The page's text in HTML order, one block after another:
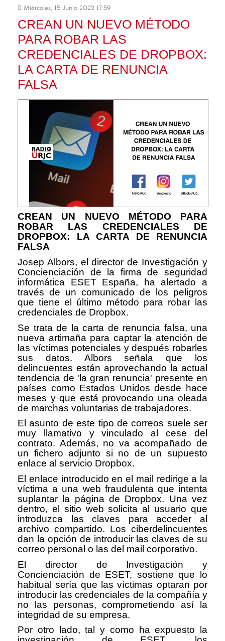
Miércoles, 15 Junio 2022 17:59
CREAN UN NUEVO MÉTODO
PARA ROBAR LAS
CREDENCIALES DE DROPBOX:
LA CARTA DE RENUNCIA
FALSA
CREAN UN NUEVO MÉTODO PARA
ROBAR LAS CREDENCIALES DE
DROPBOX: LA CARTA DE RENUNCIA
FALSA
Josep Albors, el director de Investigación y
Concienciación de la firma de seguridad
informática ESET España, ha alertado a
través de un comunicado de los peligros
que tiene el último método para robar las
credenciales de Dropbox.
Se trata de la carta de renuncia falsa, una
nueva artimaña para captar la atención de
las víctimas potenciales y después robarles
sus datos. Albors señala que los
delincuentes están aprovechando la actual
tendencia de 'la gran renuncia' presente en
países como Estados Unidos desde hace
meses y que está provocando una oleada
de marchas voluntarias de trabajadores.
El asunto de este tipo de correos suele ser
muy llamativo y vinculado al cese del
contrato. Además, no va acompañado de
un fichero adjunto si no de un supuesto
enlace al servicio Dropbox.
El enlace introducido en el mail redirige a la
víctima a una web fraudulenta que intenta
suplantar la página de Dropbox. Una vez
dentro, el sitio web solicita al usuario que
introduzca las claves para acceder al
archivo compartido. Los ciberdelincuentes
dan la opción de introducir las claves de su
correo personal o las del mail corporativo.
El director de Investigación y
Concienciación de ESET, sostiene que lo
habitual sería que las víctimas optaran por
introducir las credenciales de la compañía y
no las personas, comprometiendo así la
integridad de su empresa.
Por otro lado, tal y como ha expuesto la